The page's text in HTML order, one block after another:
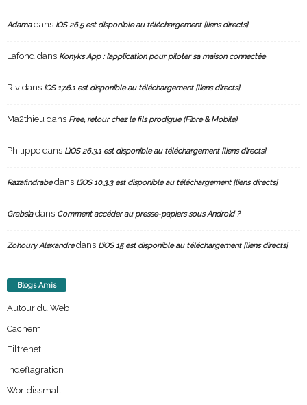
Adamadans iOS 26.5 est disponible au téléchargement [liens directs]
Lafond dans Konyks App : l’application pour piloter sa maison connectée
Riv dans iOS 17.6.1 est disponible au téléchargement [liens directs]
Ma2thieu dans Free, retour chez le fils prodigue (Fibre & Mobile)
Philippe dans L’iOS 26.3.1 est disponible au téléchargement [liens directs]
Razafindrabedans L’iOS 10.3.3 est disponible au téléchargement [liens directs]
Grabsiadans Comment accéder au presse-papiers sous Android ?
Zohoury Alexandredans L’iOS 15 est disponible au téléchargement [liens directs]
Blogs Amis
Autour du Web
Cachem
Filtrenet
Indeflagration
Worldissmall